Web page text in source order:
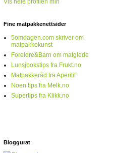
Fine matpakkenettsider
5omdagen.com skriver om
matpakkekunst
Foreldre&Barn om matglede
Lunsjbokstips fra Frukt.no
Matpakkeråd fra Aperitif
Noen tips fra Melk.no
Supertips fra Klikk.no
Bloggurat